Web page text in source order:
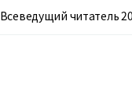
Всеведущий читатель